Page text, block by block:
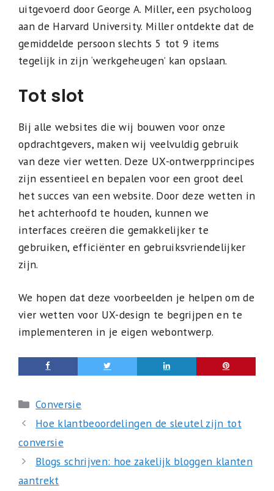
uitgevoerd door George A. Miller, een psycholoog
aan de Harvard University. Miller ontdekte dat de
gemiddelde persoon slechts 5 tot 9 items
tegelijk in zijn ‘werkgeheugen’ kan opslaan.
Tot slot
Bij alle websites die wij bouwen voor onze
opdrachtgevers, maken wij veelvuldig gebruik
van deze vier wetten. Deze UX-ontwerpprincipes
zijn essentieel en bepalen voor een groot deel
het succes van een website. Door deze wetten in
het achterhoofd te houden, kunnen we
interfaces creëren die gemakkelijker te
gebruiken, efficiënter en gebruiksvriendelijker
zijn.
We hopen dat deze voorbeelden je helpen om de
vier wetten voor UX-design te begrijpen en te
implementeren in je eigen webontwerp.
Categorieën
Conversie
Hoe klantbeoordelingen de sleutel zijn tot
conversie
Blogs schrijven: hoe zakelijk bloggen klanten
aantrekt